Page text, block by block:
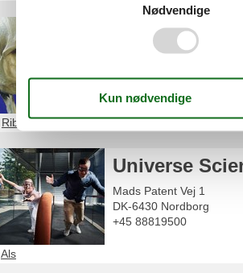
Bramming
6740 Bramming
Ribe
Universe
Mads Patent Vej 1
DK-6430 Nordborg
+45 88819500
Als
Nødvendige